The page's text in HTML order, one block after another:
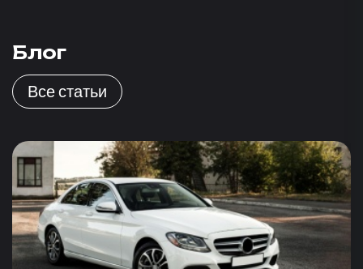
Блог
Все статьи